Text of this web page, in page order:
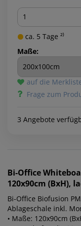
Menge
ca. 5 Tage ²⁾
Maße:
auf die
Frage zum
3 Angebote
Bi-Office
120x90cm (BxH),
Bi-Office Biofusion
Ablageschale inkl.
• Maße: 120x90cm